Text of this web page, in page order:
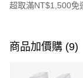
超取滿NT$1,500免
信用卡一次付款
商品加價購 (9)